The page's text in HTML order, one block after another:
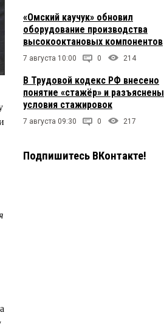
«Омский каучук» обновил
оборудование производства
высокооктановых компонентов
7 августа 10:00 0 214
В Трудовой кодекс РФ внесено
понятие «стажёр» и разъяснены
условия стажировок
7 августа 09:30 0 217
Подпишитесь ВКонтакте!